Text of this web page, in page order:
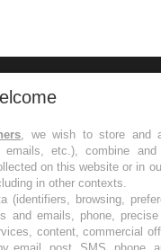
les semaines les
, we wish to store and
etc.), combine
on this website or in
in other contexts.
(identifiers, browsing,
and emails, phone,
content, commercial